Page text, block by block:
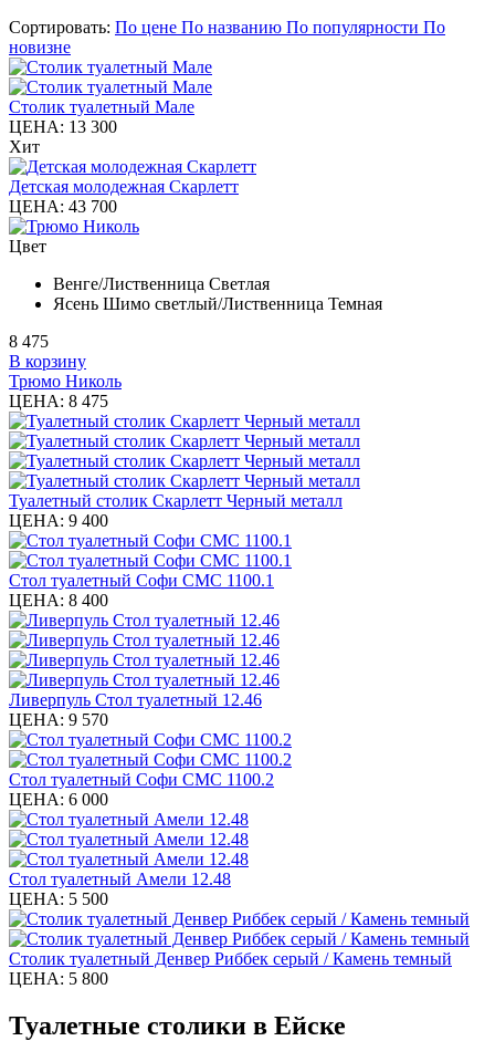
Сортировать: По цене По названию По популярности По
новизне
Столик туалетный Мале
ЦЕНА: 13 300
Хит
Детская молодежная Скарлетт
ЦЕНА: 43 700
Цвет
Венге/Лиственница Светлая
Ясень Шимо светлый/Лиственница Темная
8 475
В корзину
Трюмо Николь
ЦЕНА: 8 475
Туалетный столик Скарлетт Черный металл
ЦЕНА: 9 400
Стол туалетный Софи СМС 1100.1
ЦЕНА: 8 400
Ливерпуль Стол туалетный 12.46
ЦЕНА: 9 570
Стол туалетный Софи СМС 1100.2
ЦЕНА: 6 000
Стол туалетный Амели 12.48
ЦЕНА: 5 500
Столик туалетный Денвер Риббек серый / Камень темный
ЦЕНА: 5 800
Туалетные столики в Ейске